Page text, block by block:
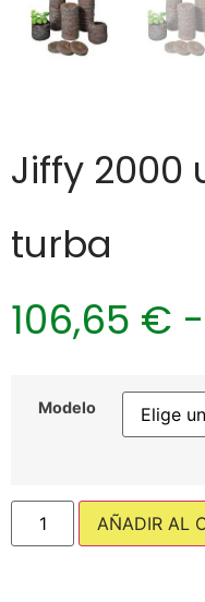
Jiffy 2000
turba
106,65 € -
Modelo
AÑADIR AL